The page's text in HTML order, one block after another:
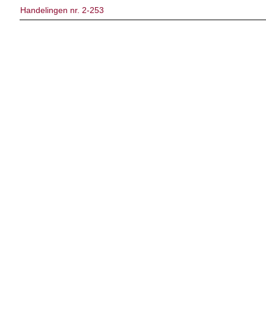
Handelingen nr. 2-253